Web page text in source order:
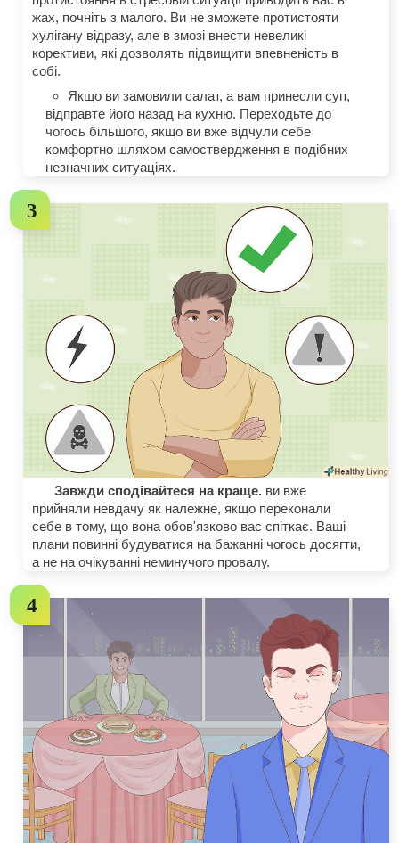
жах, почніть з малого. Ви не зможете протистояти
хулігану відразу, але в змозі внести невеликі
корективи, які дозволять підвищити впевненість в
собі.
Якщо ви замовили салат, а вам принесли суп,
відправте його назад на кухню. Переходьте до
чогось більшого, якщо ви вже відчули себе
комфортно шляхом самоствердження в подібних
незначних ситуаціях.
Завжди сподівайтеся на краще. ви вже
прийняли невдачу як належне, якщо переконали
себе в тому, що вона обов'язково вас спіткає. Ваші
плани повинні будуватися на бажанні чогось досягти,
а не на очікуванні неминучого провалу.